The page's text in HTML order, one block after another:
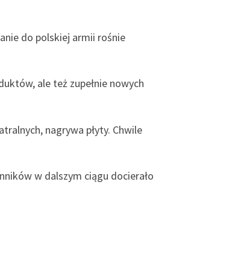
do polskiej armii rośnie
ale też zupełnie nowych
nagrywa płyty. Chwile
w dalszym ciągu docierało